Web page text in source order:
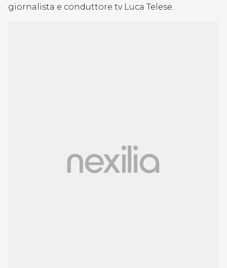
giornalista e conduttore tv Luca Telese.